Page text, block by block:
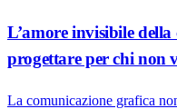
L’amore invisibile
progettare per chi non
La comunicazione grafica